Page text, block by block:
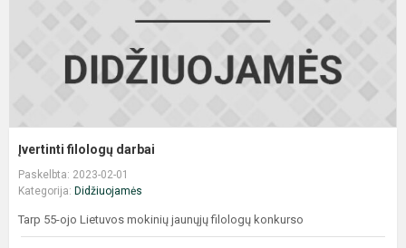
Įvertinti filologų darbai
Paskelbta: 2023-02-01
Kategorija: Didžiuojamės
Tarp 55-ojo Lietuvos mokinių jaunųjų filologų konkurso